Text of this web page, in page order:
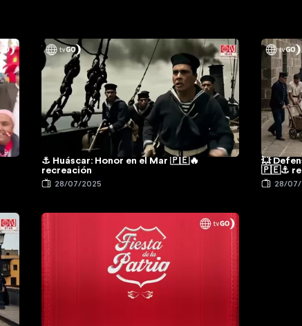
⚓ Huáscar: Honor en el Mar 🇵🇪🔥
recreación
28/07/2025
💥
🇵🇪⚓
28/07/